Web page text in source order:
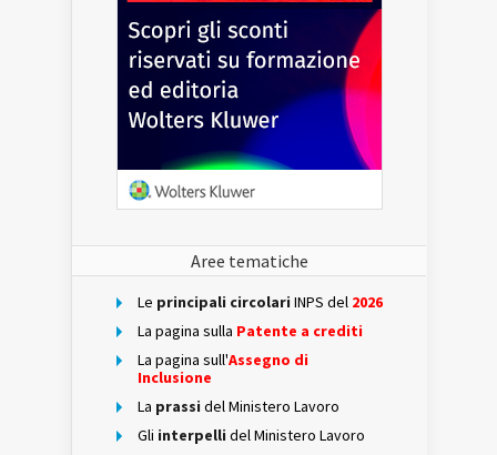
Aree tematiche
Le principali circolari INPS del 2026
La pagina sulla Patente a crediti
La pagina sull'Assegno di
Inclusione
La prassi del Ministero Lavoro
Gli interpelli del Ministero Lavoro